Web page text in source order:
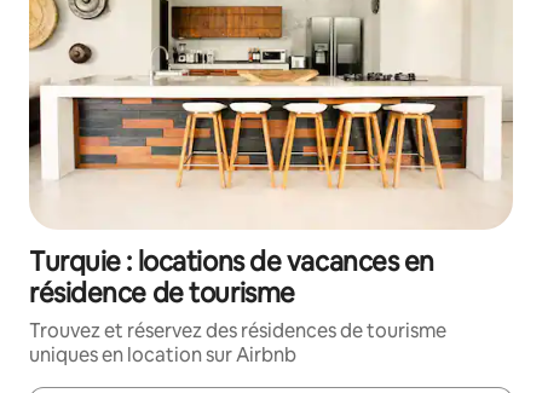
Turquie : locations de vacances en
résidence de tourisme
Trouvez et réservez des résidences de tourisme
uniques en location sur Airbnb